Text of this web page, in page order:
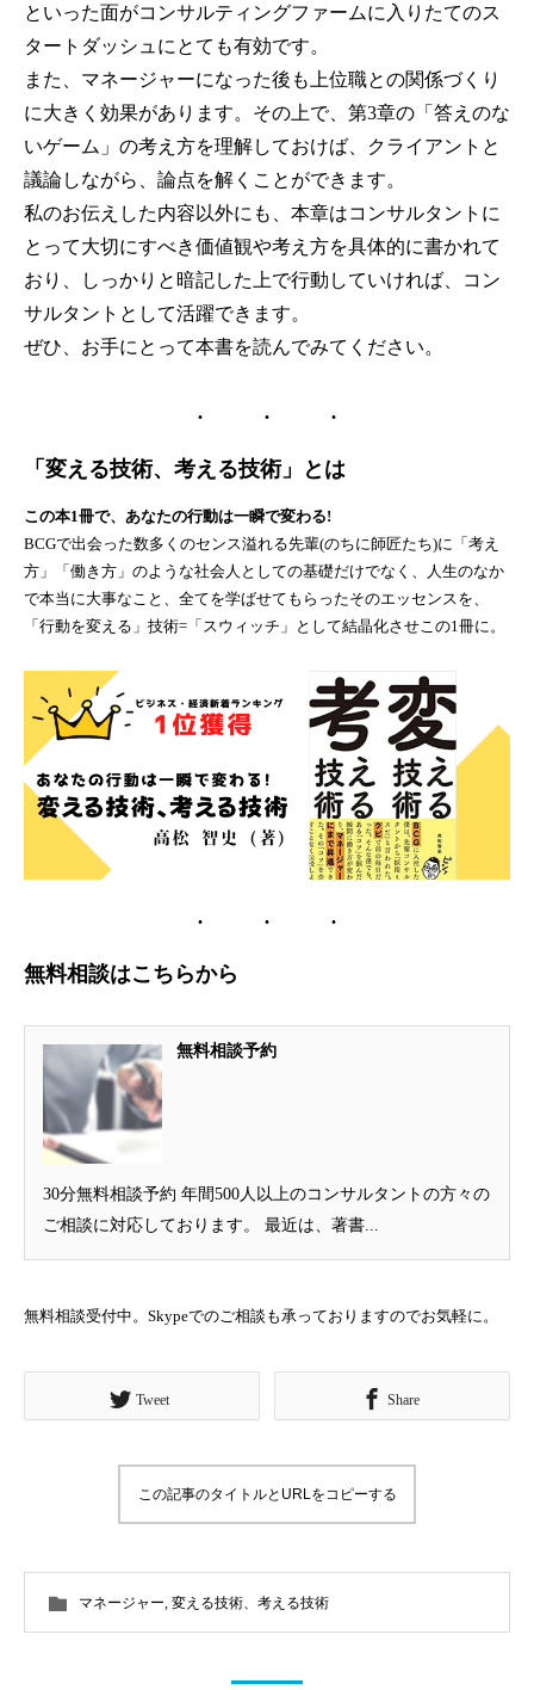
といった面がコンサルティングファームに入りたてのス
タートダッシュにとても有効です。
また、マネージャーになった後も上位職との関係づくり
に大きく効果があります。その上で、第3章の「答えのな
いゲーム」の考え方を理解しておけば、クライアントと
議論しながら、論点を解くことができます。
私のお伝えした内容以外にも、本章はコンサルタントに
とって大切にすべき価値観や考え方を具体的に書かれて
おり、しっかりと暗記した上で行動していければ、コン
サルタントとして活躍できます。
ぜひ、お手にとって本書を読んでみてください。
「変える技術、考える技術」とは
この本1冊で、あなたの行動は一瞬で変わる!
BCGで出会った数多くのセンス溢れる先輩(のちに師匠たち)に「考え
方」「働き方」のような社会人としての基礎だけでなく、人生のなか
で本当に大事なこと、全てを学ばせてもらったそのエッセンスを、
「行動を変える」技術=「スウィッチ」として結晶化させこの1冊に。
無料相談はこちらから
無料相談予約
30分無料相談予約 年間500人以上のコンサルタントの方々の
ご相談に対応しております。 最近は、著書...
無料相談受付中。Skypeでのご相談も承っておりますのでお気軽に。
Tweet Share
この記事のタイトルとURLをコピーする
マネージャー, 変える技術、考える技術